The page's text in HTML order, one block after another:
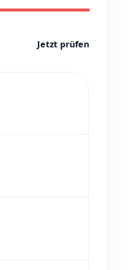
Jetzt prüfen